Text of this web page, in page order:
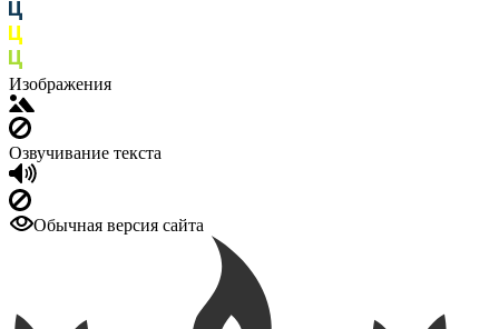
Изображения
Озвучивание текста
Обычная версия сайта